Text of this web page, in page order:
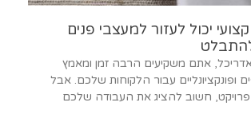
יכול לעזור למעצבי פנים
אתם משקיעים הרבה זמן ומאמץ
ופונקציונליים עבור הלקוחות שלכם. אבל
חשוב להציג את העבודה שלכם